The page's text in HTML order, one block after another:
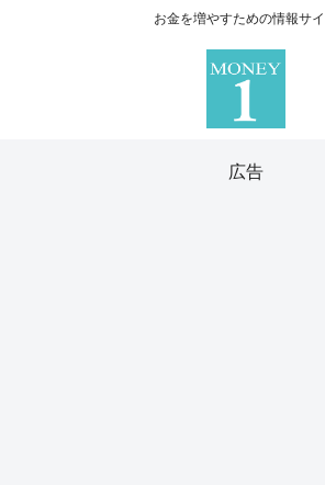
お金を増やすための情報サイ
広告